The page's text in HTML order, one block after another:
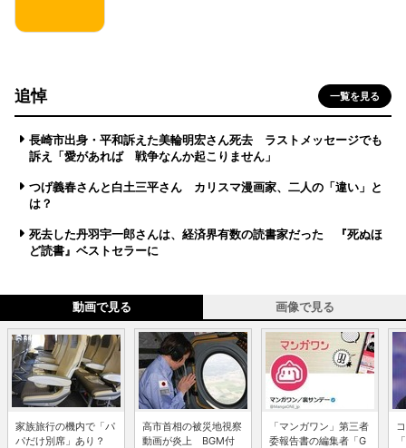
追悼 一覧を見る
長崎市出身・平和訴えた美輪明宏さん死去 ラストメッセージでも
訴え「愛があれば 戦争なんか起こりません」
つげ義春さんと白土三平さん カリスマ漫画家、二人の「違い」と
は？
死去した丹羽宇一郎さんは、経済界有数の読書家だった 『死ぬほ
ど読書』ベストセラーに
動画で見る 画像で見る
家族旅行の機内で「パ
パだけ別席」あり？
高市首相の被災地視察
動画が炎上 BGM付
「マンガワン」第三者
委報告書の編集者「G